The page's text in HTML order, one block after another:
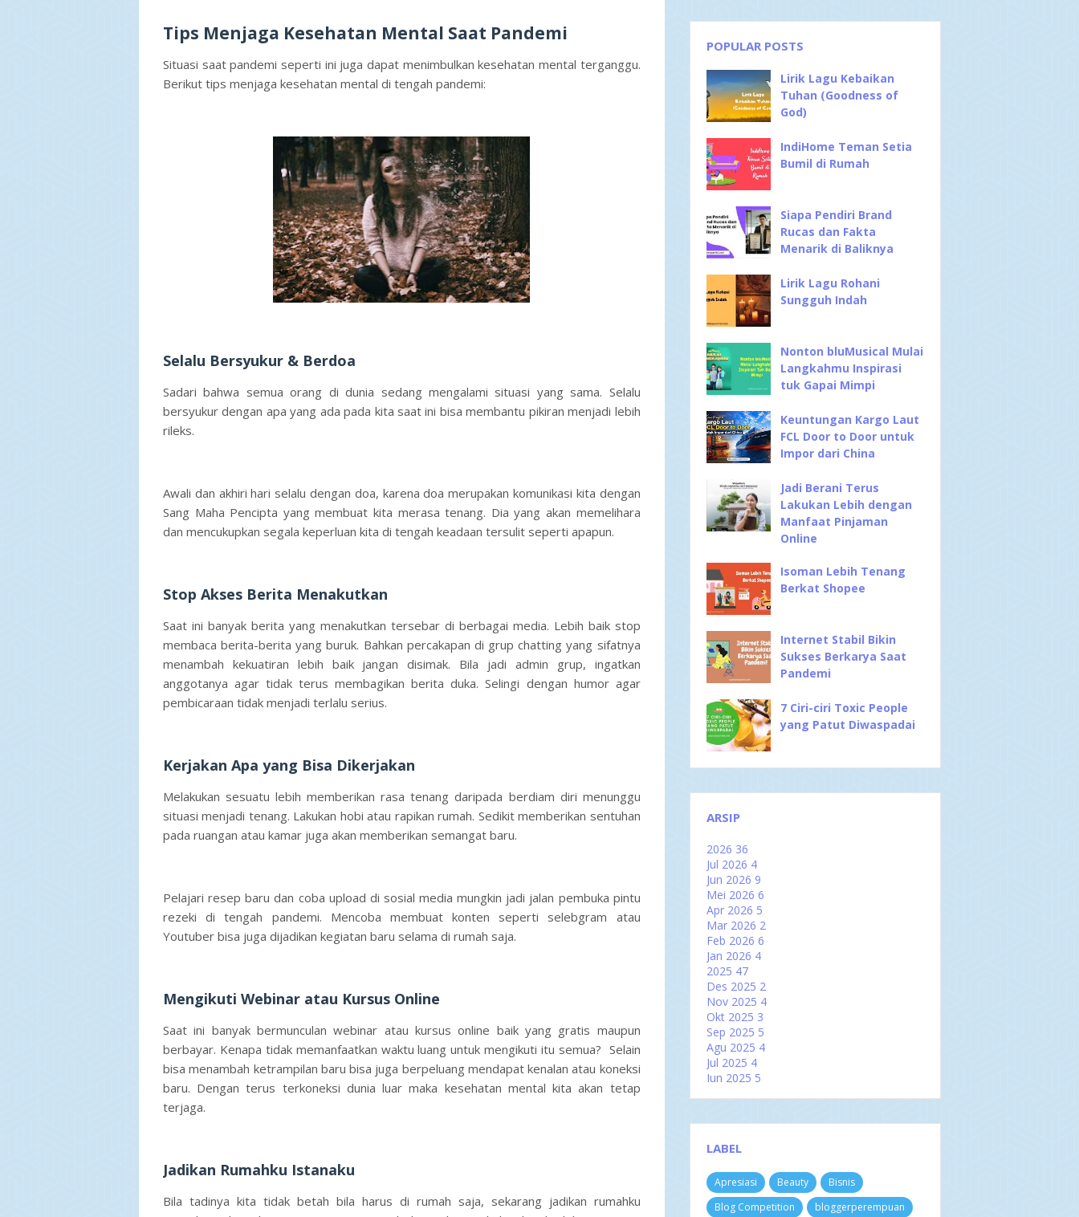
Tips Menjaga Kesehatan Mental Saat Pandemi
Situasi saat pandemi seperti ini juga dapat menimbulkan kesehatan mental terganggu.
Berikut tips menjaga kesehatan mental di tengah pandemi:
Selalu Bersyukur & Berdoa
Sadari bahwa semua orang di dunia sedang mengalami situasi yang sama. Selalu
bersyukur dengan apa yang ada pada kita saat ini bisa membantu pikiran menjadi lebih
rileks.
Awali dan akhiri hari selalu dengan doa, karena doa merupakan komunikasi kita dengan
Sang Maha Pencipta yang membuat kita merasa tenang. Dia yang akan memelihara
dan mencukupkan segala keperluan kita di tengah keadaan tersulit seperti apapun.
Stop Akses Berita Menakutkan
Saat ini banyak berita yang menakutkan tersebar di berbagai media. Lebih baik stop
membaca berita-berita yang buruk. Bahkan percakapan di grup chatting yang sifatnya
menambah kekuatiran lebih baik jangan disimak. Bila jadi admin grup, ingatkan
anggotanya agar tidak terus membagikan berita duka. Selingi dengan humor agar
pembicaraan tidak menjadi terlalu serius.
Kerjakan Apa yang Bisa Dikerjakan
Melakukan sesuatu lebih memberikan rasa tenang daripada berdiam diri menunggu
situasi menjadi tenang. Lakukan hobi atau rapikan rumah. Sedikit memberikan sentuhan
pada ruangan atau kamar juga akan memberikan semangat baru.
Pelajari resep baru dan coba upload di sosial media mungkin jadi jalan pembuka pintu
rezeki di tengah pandemi. Mencoba membuat konten seperti selebgram atau
Youtuber bisa juga dijadikan kegiatan baru selama di rumah saja.
Mengikuti Webinar atau Kursus Online
Saat ini banyak bermunculan webinar atau kursus online baik yang gratis maupun
berbayar. Kenapa tidak memanfaatkan waktu luang untuk mengikuti itu semua? Selain
bisa menambah ketrampilan baru bisa juga berpeluang mendapat kenalan atau koneksi
baru. Dengan terus terkoneksi dunia luar maka kesehatan mental kita akan tetap
terjaga.
Jadikan Rumahku Istanaku
Bila tadinya kita tidak betah bila harus di rumah saja, sekarang jadikan rumahku
POPULAR POSTS
Lirik Lagu Kebaikan
Tuhan (Goodness of
God)
IndiHome Teman Setia
Bumil di Rumah
Siapa Pendiri Brand
Rucas dan Fakta
Menarik di Baliknya
Lirik Lagu Rohani
Sungguh Indah
Nonton bluMusical Mulai
Langkahmu Inspirasi
tuk Gapai Mimpi
Keuntungan Kargo Laut
FCL Door to Door untuk
Impor dari China
Jadi Berani Terus
Lakukan Lebih dengan
Manfaat Pinjaman
Online
Isoman Lebih Tenang
Berkat Shopee
Internet Stabil Bikin
Sukses Berkarya Saat
Pandemi
7 Ciri-ciri Toxic People
yang Patut Diwaspadai
ARSIP
2026 36
Jul 2026 4
Jun 2026 9
Mei 2026 6
Apr 2026 5
Mar 2026 2
Feb 2026 6
Jan 2026 4
2025 47
Des 2025 2
Nov 2025 4
Okt 2025 3
Sep 2025 5
Agu 2025 4
Jul 2025 4
Jun 2025 5
Mar 20256
Jan 2025
202460
Des 2024 3
Nov 20244
LABEL
Apresiasi Beauty
Bisnis
Blog Competition
bloggerperempuan